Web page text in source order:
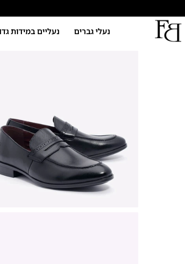
נעלי גברים נעליים במידות